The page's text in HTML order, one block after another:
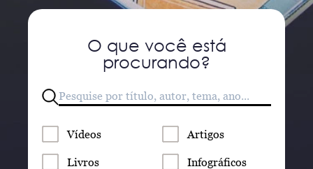
O que você está
procurando?
Vídeos Artigos
Livros Infográficos